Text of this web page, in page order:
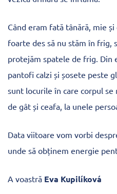
Când eram fată tânără, mie
foarte des să nu stăm în frig,
protejăm spatele de frig. Din
pantofi calzi și șosete peste
sunt locurile în care corpul
de gât și ceafa, la unele
Data viitoare vom vorbi
unde să obținem energie
A voastră Eva Kupilíková